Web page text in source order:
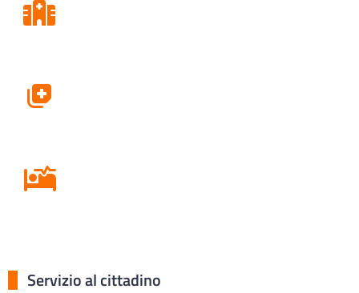
Servizio al cittadino